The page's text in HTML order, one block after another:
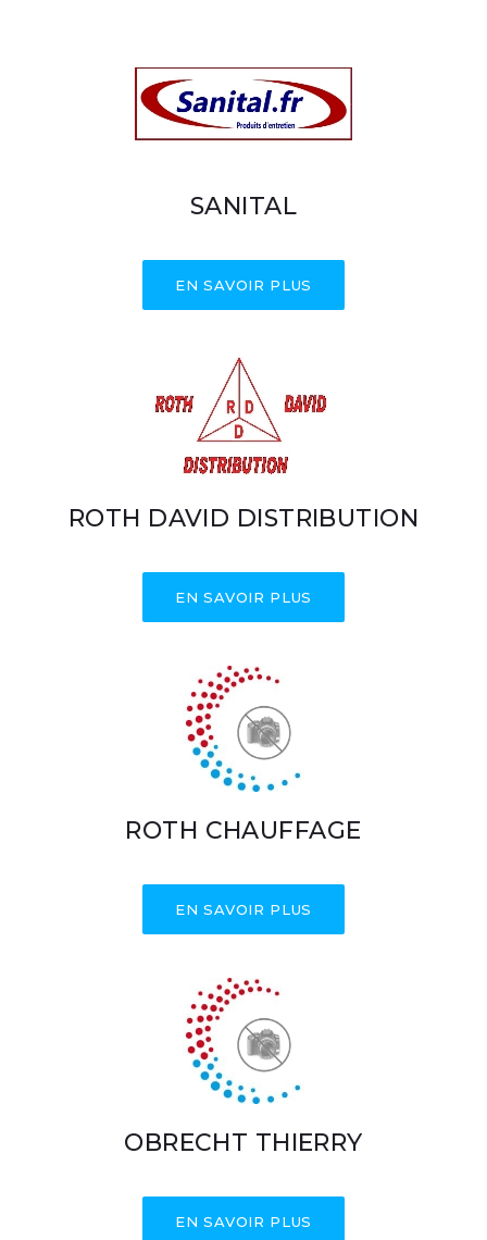
SANITAL
EN SAVOIR PLUS
ROTH DAVID DISTRIBUTION
EN SAVOIR PLUS
ROTH CHAUFFAGE
EN SAVOIR PLUS
OBRECHT THIERRY
EN SAVOIR PLUS